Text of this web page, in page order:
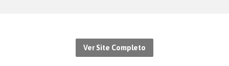
Ver Site Completo